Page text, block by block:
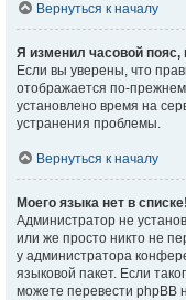
Вернуться к началу
Я изменил часовой пояс,
Если вы уверены, что
отображается по-
установлено время на
устранения проблемы.
Вернуться к началу
Моего языка нет в списке!
Администратор не
или же просто никто не
у администратора
языковой пакет. Если
можете перевести phpBB